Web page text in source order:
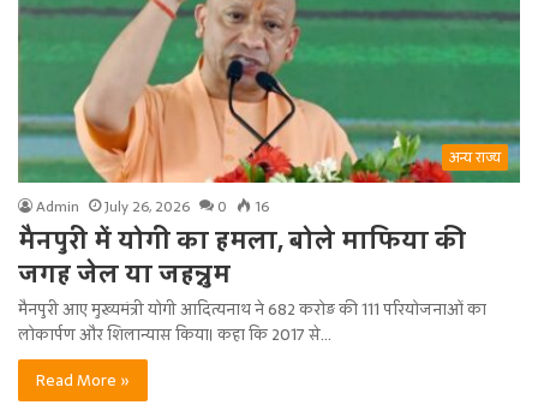
अन्य राज्य
Admin July 26, 2026 0 16
मैनपुरी में योगी का हमला, बोले माफिया की
जगह जेल या जहन्नुम
मैनपुरी आए मुख्यमंत्री योगी आदित्यनाथ ने 682 करोड़ की 111 परियोजनाओं का
लोकार्पण और शिलान्यास किया। कहा कि 2017 से…
Read More »